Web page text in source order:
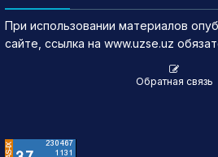
При использовании материалов
сайте, ссылка на www.uzse.uz
Обратная связь